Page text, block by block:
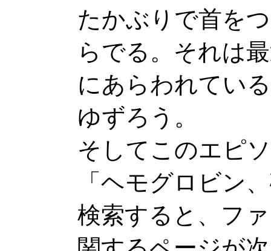
たかぶりで首を
らでる。それは
にあらわれてい
ゆずろう。
そしてこのエピ
「ヘモグロビン
検索すると、フ